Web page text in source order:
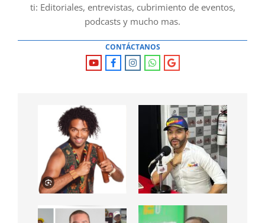
ti: Editoriales, entrevistas, cubrimiento de eventos,
podcasts y mucho mas.
CONTÁCTANOS